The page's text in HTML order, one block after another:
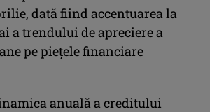
dată fiind accentuarea la
a trendului de apreciere a
pe pieţele financiare
anuală a creditului